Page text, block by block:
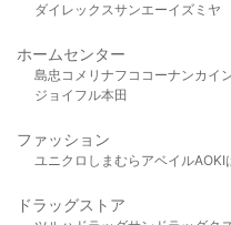
ダイレックスサンエーイズミヤ
ホームセンター
島忠 コメリ ナフコ コーナンカイ
ジョイフル本田
ファッション
ユニクロ しまむら アベイルAOKI
ドラッグストア